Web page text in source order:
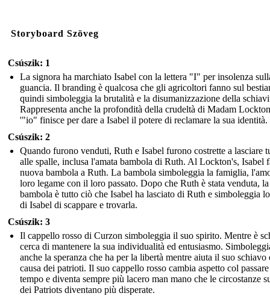
Storyboard Szöveg
Csúszik: 1
La signora ha marchiato Isabel con la lettera "I" per insolenza
guancia. Il branding è qualcosa che gli agricoltori fanno sul
quindi simboleggia la brutalità e la disumanizzazione della
Rappresenta anche la profondità della crudeltà di Madam
'"io" finisce per dare a Isabel il potere di reclamare la sua identità.
Csúszik: 2
Quando furono venduti, Ruth e Isabel furono costrette a lasciare
alle spalle, inclusa l'amata bambola di Ruth. Al Lockton's, Isabel
nuova bambola a Ruth. La bambola simboleggia la famiglia,
loro legame con il loro passato. Dopo che Ruth è stata venduta, la
bambola è tutto ciò che Isabel ha lasciato di Ruth e simboleggia
di Isabel di scappare e trovarla.
Csúszik: 3
Il cappello rosso di Curzon simboleggia il suo spirito. Mentre è
cerca di mantenere la sua individualità ed entusiasmo.
anche la speranza che ha per la libertà mentre aiuta il suo schiavo
causa dei patrioti. Il suo cappello rosso cambia aspetto col
tempo e diventa sempre più lacero man mano che le circostanze
dei Patriots diventano più disperate.